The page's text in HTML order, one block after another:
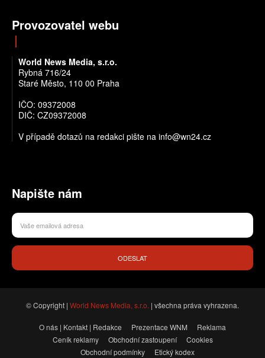
Provozovatel webu
World News Media, s.r.o.
Rybná 716/24
Staré Město, 110 00 Praha
IČO: 09372008
DIČ: CZ09372008
V případě dotazů na redakci pište na info@wn24.cz
Napište nám
ODESLAT
© Copyright | World News Media, s.r.o. | všechna práva vyhrazena.
O nás | Kontakt | Redakce Prezentace WNM
Reklama
Ceník reklamy
Obchodní zastoupení
Cookies
Obchodní podmínky
Etický kodex